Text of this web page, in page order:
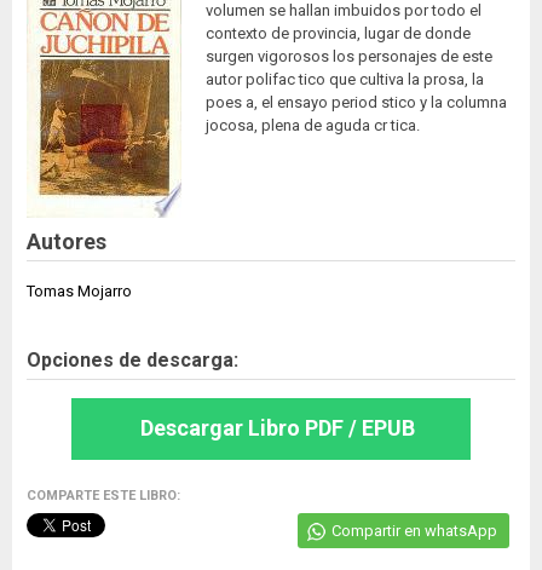
volumen se hallan imbuidos por todo el
contexto de provincia, lugar de donde
surgen vigorosos los personajes de este
autor polifac tico que cultiva la prosa, la
poes a, el ensayo period stico y la columna
jocosa, plena de aguda cr tica.
Autores
Tomas Mojarro
Opciones de descarga:
Descargar Libro PDF / EPUB
COMPARTE ESTE LIBRO:
Compartir en whatsApp